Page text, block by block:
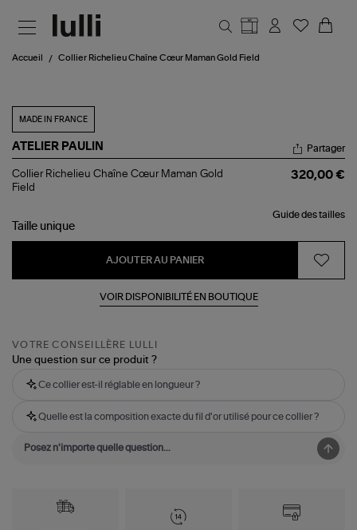
Accueil Collier Richelieu Chaîne Cœur Maman Gold Field
MADE IN FRANCE
ATELIER PAULIN
Collier
Richelieu
Maman
Partager
Collier Richelieu Chaîne Cœur Maman Gold
Field
320,00 €
Guide des tailles
Taille unique
AJOUTER AU PANIER
VOIR DISPONIBILITÉ EN BOUTIQUE
VOTRE CONSEILLÈRE LULLI
Une question sur ce produit ?
Ce collier est-il réglable en longueur ?
Quelle est la composition exacte du fil d'or utilisé pour ce collier ?